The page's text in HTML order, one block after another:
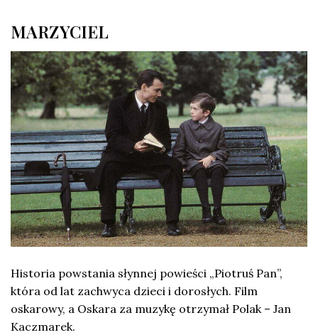
MARZYCIEL
Historia powstania słynnej powieści „Piotruś Pan”,
która od lat zachwyca dzieci i dorosłych. Film
oskarowy, a Oskara za muzykę otrzymał Polak – Jan
Kaczmarek.